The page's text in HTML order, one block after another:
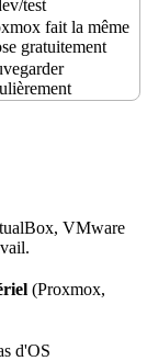
test
fait la même
gratuitement
VMware
(Proxmox,
d'OS